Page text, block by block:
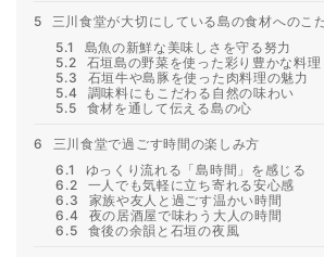
5
三川食堂が大切にしている島の食材へのこ
5.1
島魚の新鮮な美味しさを守る努力
5.2
石垣島の野菜を使った彩り豊かな料理
5.3
石垣牛や島豚を使った肉料理の魅力
5.4
調味料にもこだわる自然の味わい
5.5
食材を通して伝える島の心
6
三川食堂で過ごす時間の楽しみ方
6.1
ゆっくり流れる「島時間」を感じる
6.2
一人でも気軽に立ち寄れる安心感
6.3
家族や友人と過ごす温かい時間
6.4
夜の居酒屋で味わう大人の時間
6.5
食後の余韻と石垣の夜風